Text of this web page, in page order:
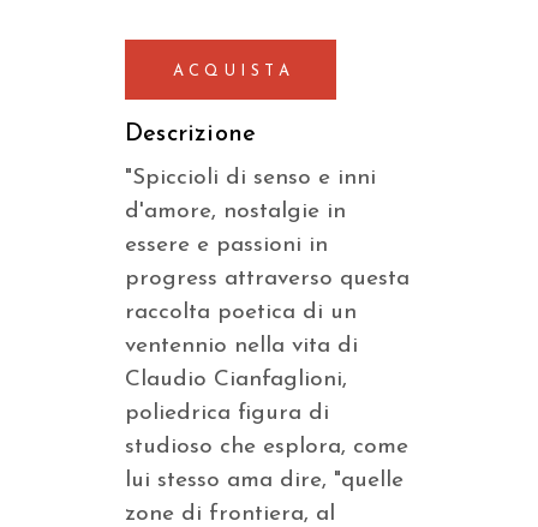
ACQUISTA
Descrizione
"Spiccioli di senso e inni
d'amore, nostalgie in
essere e passioni in
progress attraverso questa
raccolta poetica di un
ventennio nella vita di
Claudio Cianfaglioni,
poliedrica figura di
studioso che esplora, come
lui stesso ama dire, "quelle
zone di frontiera, al